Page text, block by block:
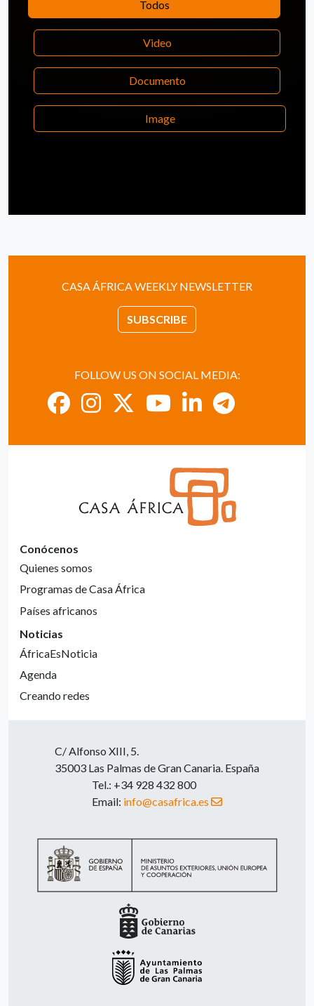
Todos
Video
Documento
Image
CASA ÁFRICA WEEKLY NEWSLETTER
SUBSCRIBE
FOLLOW US ON SOCIAL MEDIA:
Conócenos
Quienes somos
Programas de Casa África
Países africanos
Noticias
ÁfricaEsNoticia
Agenda
Creando redes
C/ Alfonso XIII, 5.
35003 Las Palmas de Gran Canaria. España
Tel.: +34 928 432 800
Email: info@casafrica.es